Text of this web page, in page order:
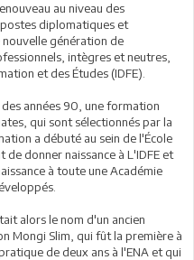
au niveau des
diplomatiques et
nouvelle génération de
intègres et neutres,
et des Études (IDFE).
années 90, une formation
qui sont sélectionnés par la
a débuté au sein de l'École
donner naissance à L'IDFE et
à toute une Académie
alors le nom d'un ancien
Mongi Slim, qui fût la première à
de deux ans à l'ENA et qui